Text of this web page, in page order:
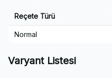
Reçete Türü
Normal
Varyant Listesi